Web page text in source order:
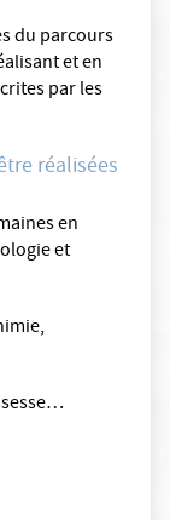
du parcours
et en
par les
réalisées
en
et